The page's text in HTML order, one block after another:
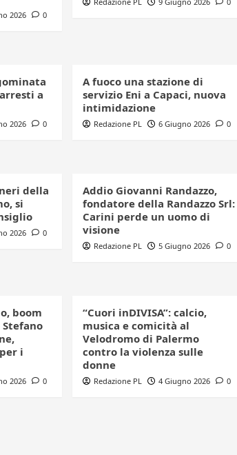
2026 0
a
2026 0
A fuoco una stazione di
servizio Eni a Capaci, nuova
intimidazione
Redazione PL 6 Giugno 2026 0
della
si
2026 0
Addio Giovanni Randazzo,
fondatore della Randazzo Srl:
Carini perde un uomo di
visione
Redazione PL 5 Giugno 2026 0
boom
Stefano
i
2026 0
“Cuori inDIVISA”: calcio,
musica e comicità al
Velodromo di Palermo
contro la violenza sulle
donne
Redazione PL 4 Giugno 2026 0